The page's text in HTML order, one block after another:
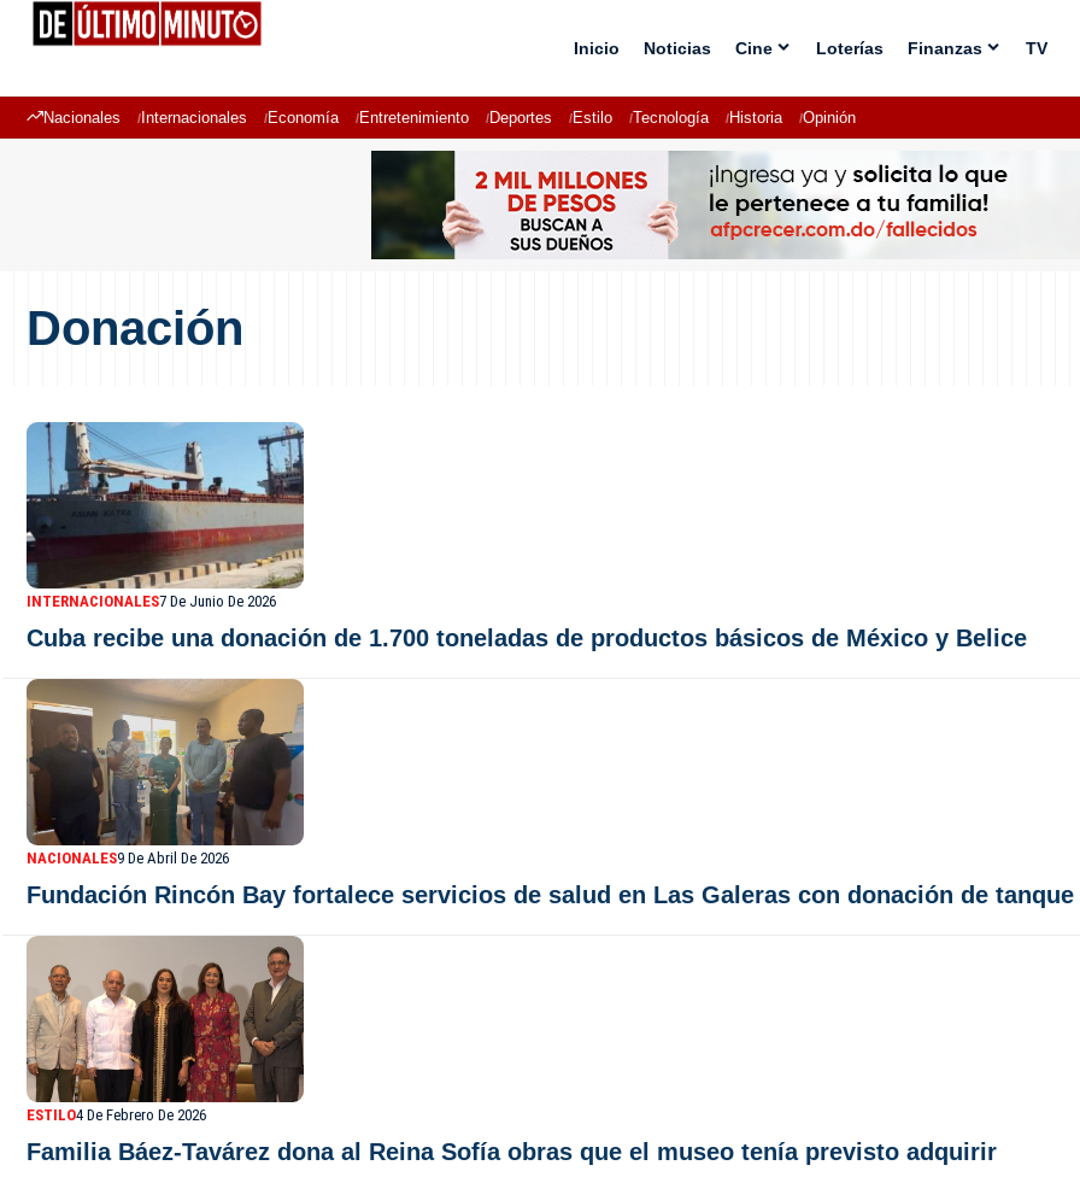
Inicio Noticias Cine Loterías Finanzas TV
Nacionales Internacionales Economía Entretenimiento Deportes Estilo Tecnología Historia Opinión
Donación
INTERNACIONALES7 De Junio De 2026
Cuba recibe una donación de 1.700 toneladas de productos básicos de México y Belice
NACIONALES9 De Abril De 2026
Fundación Rincón Bay fortalece servicios de salud en Las Galeras con donación de
ESTILO4 De Febrero De 2026
Familia Báez-Tavárez dona al Reina Sofía obras que el museo tenía previsto adquirir